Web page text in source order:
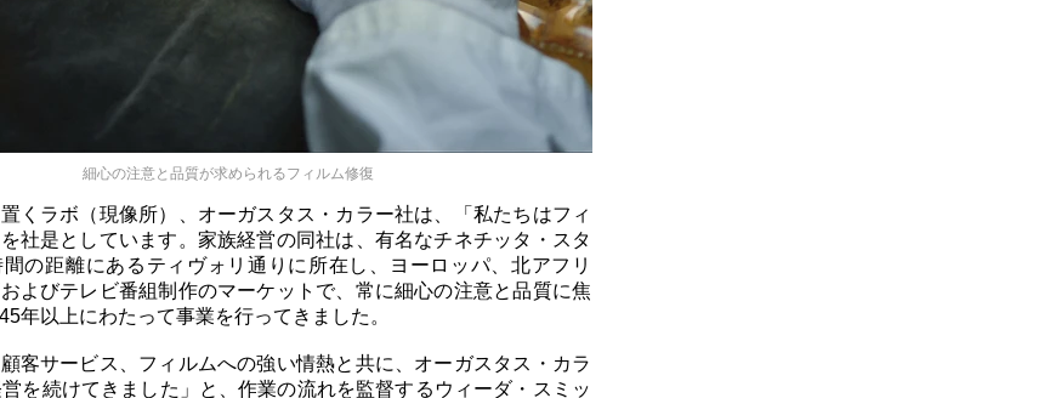
細心の注意と品質が求められるフィルム修復
くラボ（現像所）、オーガスタス・カラー社は、「私たちはフィ
社是としています。家族経営の同社は、有名なチネチッタ・スタ
の距離にあるティヴォリ通りに所在し、ヨーロッパ、北アフリ
よびテレビ番組制作のマーケットで、常に細心の注意と品質に焦
年以上にわたって事業を行ってきました。
顧客サービス、フィルムへの強い情熱と共に、オーガスタス・カラ
を続けてきました」と、作業の流れを監督するウィーダ・スミッ